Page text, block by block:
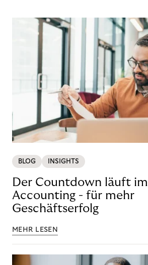
BLOG INSIGHTS
Der Countdown läuft im
Accounting - für mehr
Geschäftserfolg
MEHR LESEN